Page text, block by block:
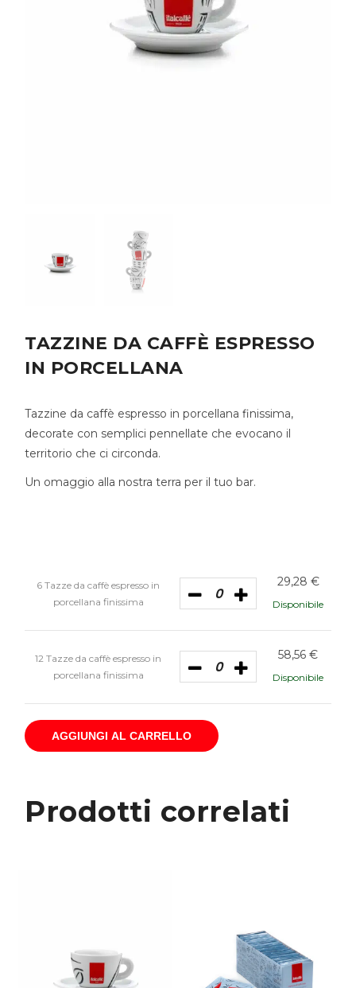
TAZZINE DA CAFFÈ ESPRESSO
IN PORCELLANA
Tazzine da caffè espresso in porcellana finissima,
decorate con semplici pennellate che evocano il
territorio che ci circonda.
Un omaggio alla nostra terra per il tuo bar.
6 Tazze da caffè espresso in
porcellana finissima
29,28 €
Disponibile
12 Tazze da caffè espresso in
porcellana finissima
58,56 €
Disponibile
AGGIUNGI AL CARRELLO
Prodotti correlati